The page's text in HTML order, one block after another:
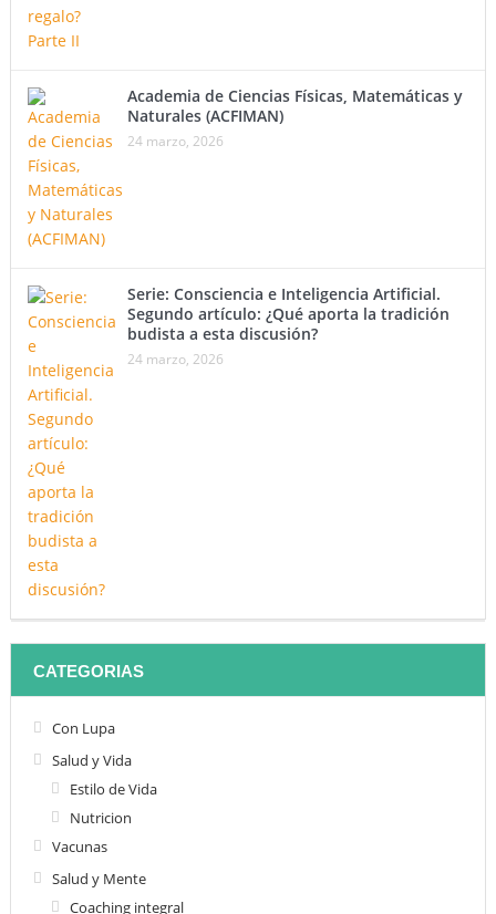
Academia de Ciencias Físicas, Matemáticas y
Naturales (ACFIMAN)
24 marzo, 2026
Serie: Consciencia e Inteligencia Artificial.
Segundo artículo: ¿Qué aporta la tradición
budista a esta discusión?
24 marzo, 2026
CATEGORIAS
Con Lupa
Salud y Vida
Estilo de Vida
Nutricion
Vacunas
Salud y Mente
Coaching integral